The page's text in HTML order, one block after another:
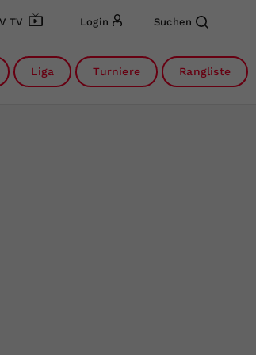
TV Login Suchen
Liga Turniere Rangliste